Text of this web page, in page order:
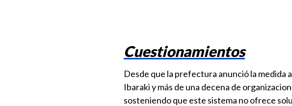
Cuestionamientos
Desde que la prefectura anunció la medida
Ibaraki y más de una decena de
sosteniendo que este sistema no ofrece